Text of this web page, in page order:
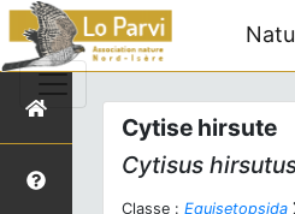
Cytise hirsute
Cytisus
Classe : Equisetopsida